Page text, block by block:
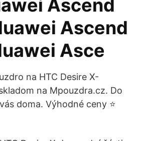
Ascend
Ascend
Asce
na HTC Desire X-
na Mpouzdra.cz. Do
doma. Výhodné ceny ⭐